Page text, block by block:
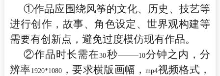
①作品应围绕风筝的文化、历史、技艺等
进行创作，故事、角色设定、世界观构建等
需要有创新点，避免过度模仿现有作品。
②作品时长需在30秒——10分钟之内，分
辨率 1920*1080，要求横版画幅，mp4视频格式，